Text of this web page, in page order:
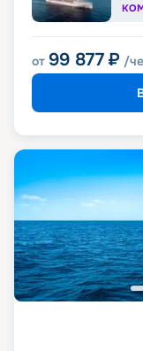
от 99 877 ₽ /